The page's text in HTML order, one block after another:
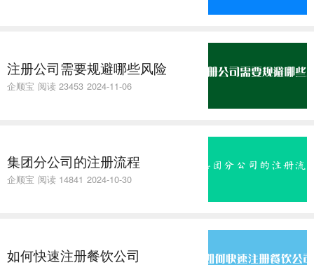
注册公司需要规避哪些风险
企顺宝 阅读 23453 2024-11-06
集团分公司的注册流程
企顺宝 阅读 14841 2024-10-30
如何快速注册餐饮公司